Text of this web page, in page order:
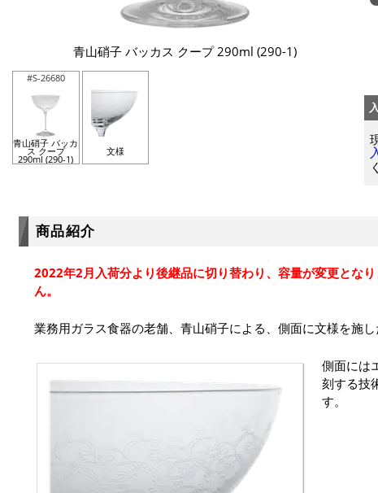
青山硝子 バッカス クープ 290ml (290-1)
#S-26680
青山硝子 バッカ
ス クープ
290ml (290-1)
文様
商品紹介
2022年2月入荷分より後継品に切り替わり、容量が変更とな
ん。
業務用ガラス食器の老舗、青山硝子による、側面に文様を施し
側面には
刻する技
す。